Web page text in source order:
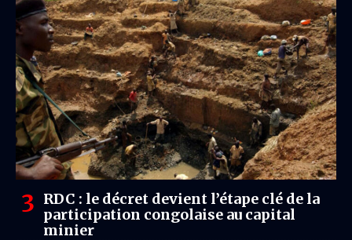
RDC : le décret devient l’étape clé de la
participation congolaise au capital
minier